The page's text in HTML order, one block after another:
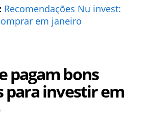
Recomendações Nu invest:
em janeiro
pagam bons
para investir em